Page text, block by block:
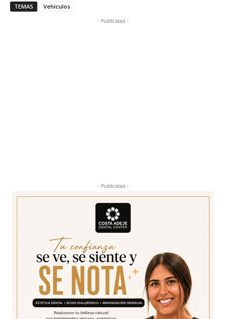
TEMAS Vehículos
- Publicidad -
- Publicidad -